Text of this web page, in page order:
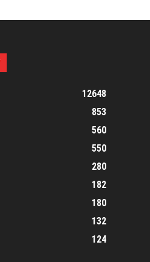
12648
853
560
550
280
182
180
132
124